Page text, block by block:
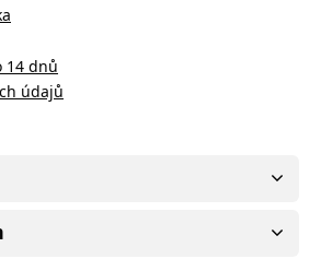
14 dnů
údajů